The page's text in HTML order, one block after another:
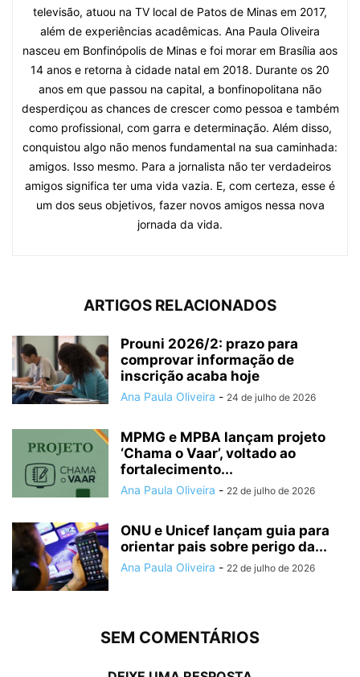
televisão, atuou na TV local de Patos de Minas em 2017,
além de experiências acadêmicas. Ana Paula Oliveira
nasceu em Bonfinópolis de Minas e foi morar em Brasília aos
14 anos e retorna à cidade natal em 2018. Durante os 20
anos em que passou na capital, a bonfinopolitana não
desperdiçou as chances de crescer como pessoa e também
como profissional, com garra e determinação. Além disso,
conquistou algo não menos fundamental na sua caminhada:
amigos. Isso mesmo. Para a jornalista não ter verdadeiros
amigos significa ter uma vida vazia. E, com certeza, esse é
um dos seus objetivos, fazer novos amigos nessa nova
jornada da vida.
ARTIGOS RELACIONADOS
Prouni 2026/2: prazo para
comprovar informação de
inscrição acaba hoje
Ana Paula Oliveira - 24 de julho de 2026
MPMG e MPBA lançam projeto
‘Chama o Vaar’, voltado ao
fortalecimento...
Ana Paula Oliveira - 22 de julho de 2026
ONU e Unicef lançam guia para
orientar pais sobre perigo da...
Ana Paula Oliveira - 22 de julho de 2026
SEM COMENTÁRIOS